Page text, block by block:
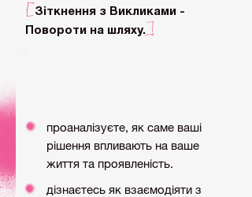
[ Зіткнення з Викликами -
Повороти на шляху. ]
проаналізуєте, як саме ваші
рішення впливають на ваше
життя та проявленість.
дізнаєтесь як взаємодіяти з